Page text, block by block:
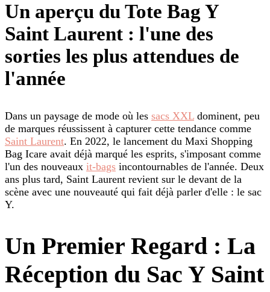
Un aperçu du Tote Bag Y
Saint Laurent : l'une des
sorties les plus attendues de
l'année
Dans un paysage de mode où les sacs XXL dominent, peu
de marques réussissent à capturer cette tendance comme
Saint Laurent. En 2022, le lancement du Maxi Shopping
Bag Icare avait déjà marqué les esprits, s'imposant comme
l'un des nouveaux it-bags incontournables de l'année. Deux
ans plus tard, Saint Laurent revient sur le devant de la
scène avec une nouveauté qui fait déjà parler d'elle : le sac
Y.
Un Premier Regard : La
Réception du Sac Y Saint